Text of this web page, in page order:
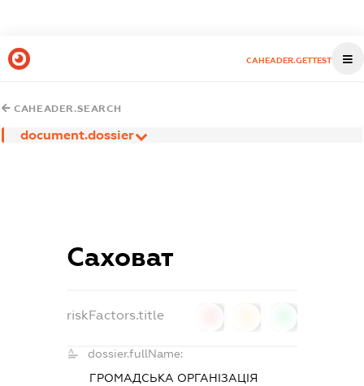
CAHEADER.GETTEST
CAHEADER.SEARCH
document.dossier
Саховат
riskFactors.title
dossier.fullName:
ГРОМАДСЬКА ОРГАНІЗАЦІЯ